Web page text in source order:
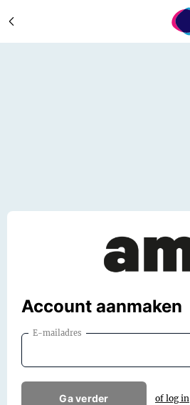
Account aanmaken
E-mailadres
Ga verder of log in